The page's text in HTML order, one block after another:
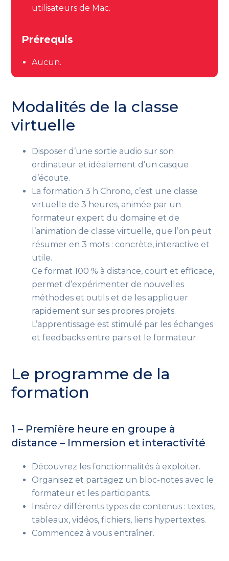
utilisateurs de Mac.
Prérequis
Aucun.
Modalités de la classe
virtuelle
Disposer d’une sortie audio sur son
ordinateur et idéalement d’un casque
d’écoute.
La formation 3 h Chrono, c’est une classe
virtuelle de 3 heures, animée par un
formateur expert du domaine et de
l’animation de classe virtuelle, que l’on peut
résumer en 3 mots : concrète, interactive et
utile.
Ce format 100 % à distance, court et efficace,
permet d’expérimenter de nouvelles
méthodes et outils et de les appliquer
rapidement sur ses propres projets.
L’apprentissage est stimulé par les échanges
et feedbacks entre pairs et le formateur.
Le programme de la
formation
1 – Première heure en groupe à
distance – Immersion et interactivité
Découvrez les fonctionnalités à exploiter.
Organisez et partagez un bloc-notes avec le
formateur et les participants.
Insérez différents types de contenus : textes,
tableaux, vidéos, fichiers, liens hypertextes.
Commencez à vous entraîner.